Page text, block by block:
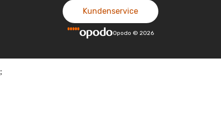
Kundenservice
Opodo © 2026
;